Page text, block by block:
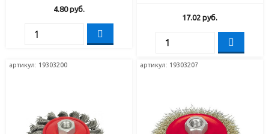
4.80руб.
17.02 руб.
артикул: 19303200 артикул: 19303207